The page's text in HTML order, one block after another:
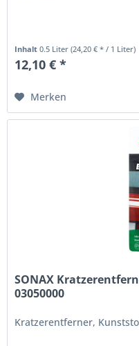
Inhalt0.5 Liter(24,20 € * / 1 Liter)
12,10 € *
Merken
SONAX
03050000
Kratzerentferner,